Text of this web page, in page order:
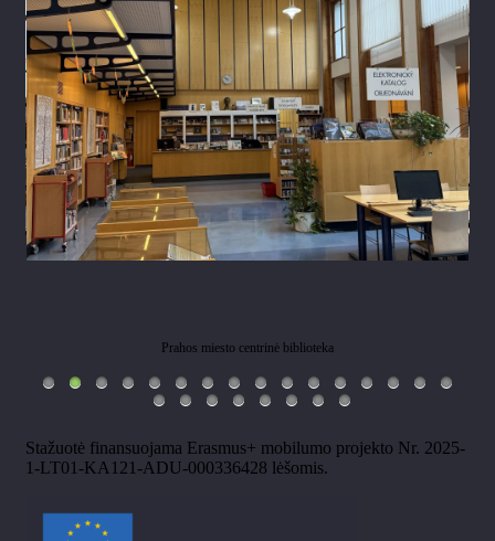
Prahos miesto centrinė biblioteka
Stažuotė finansuojama Erasmus+ mobilumo projekto Nr. 2025-
1-LT01-KA121-ADU-000336428 lėšomis.